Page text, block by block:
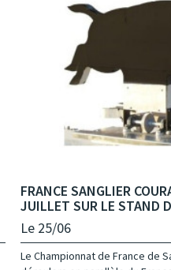
FRANCE SANGLIER
JUILLET SUR LE STAND
Le 25/06
Le Championnat de France de